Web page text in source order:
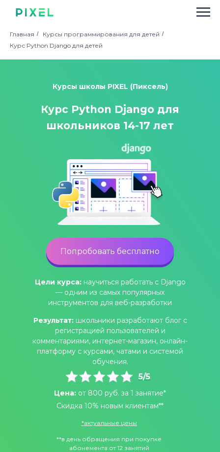
Главная / Курсы программирования для детей /
Курс Python Django для детей
5/5
Попробовать бесплатно
Курсы школы PIXEL (Пиксель)
Курс Python Django для
школьников 14-17 лет
Результат: школьники разработают блог с
регистрацией пользователей и
комментариями, интернет-магазин, онлайн-
платформу с курсами, чатами и системой
обучения.
Цели курса: научиться работать с Django
— одним из самых популярных
инструментов для веб-разработки
Цена: от 800 руб. за 1 занятие*
Скидка 10% новым клиентам**
*актуальные цены
**в день обращения при покупке
абонемента от 12 занятий